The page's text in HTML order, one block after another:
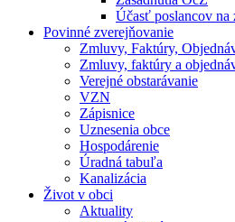
Účasť poslancov na
Povinné zverejňovanie
Zmluvy, Faktúry,
Zmluvy, faktúry a
Verejné obstarávanie
VZN
Zápisnice
Uznesenia obce
Hospodárenie
Úradná tabuľa
Kanalizácia
Život v obci
Aktuality